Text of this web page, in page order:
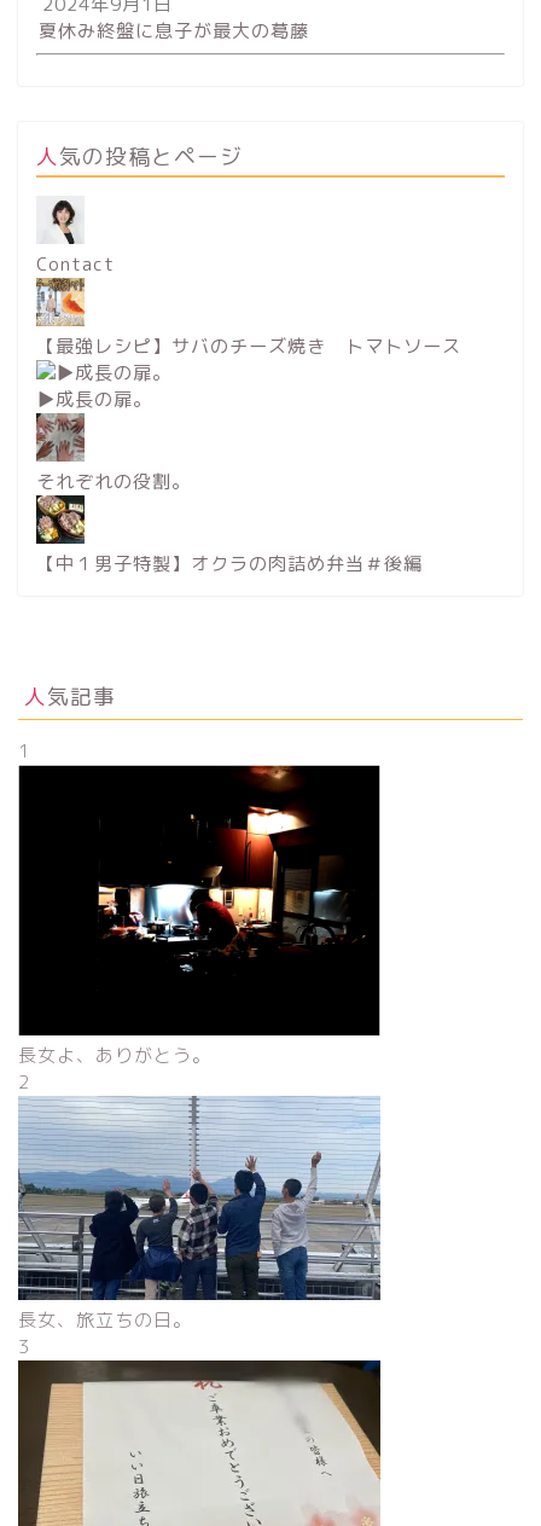
夏休み終盤に息子が最大の葛藤
人気の投稿とページ
Contact
【最強レシピ】サバのチーズ焼き トマトソース
▶︎成長の扉。
それぞれの役割。
【中１男子特製】オクラの肉詰め弁当＃後編
人気記事
1
長女よ、ありがとう。
2
長女、旅立ちの日。
3